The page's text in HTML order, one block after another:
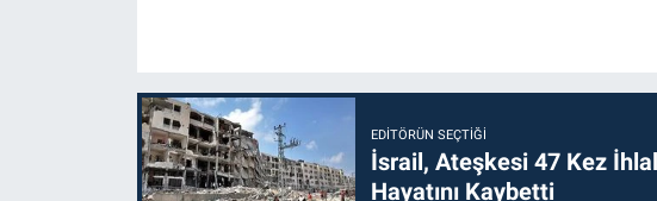
EDITÖRÜN SEÇTIĞI
İsrail, Ateşkesi 47 Kez
Hayatını Kaybetti